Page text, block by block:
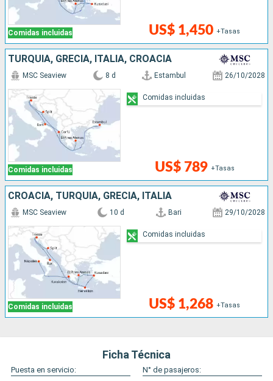
Comidas incluidas US$ 1,450 +Tasas
TURQUÍA, GRECIA, ITALIA, CROACIA
Comidas incluidas
MSC Seaview 8 d Estambul 26/10/2028
US$ 789 +Tasas
Comidas incluidas
CROACIA, TURQUÍA, GRECIA, ITALIA
Comidas incluidas
MSC Seaview 10 d Bari 29/10/2028
US$ 1,268 +Tasas
Comidas incluidas
Ficha Técnica
Puesta en servicio:
N° de pasajeros: